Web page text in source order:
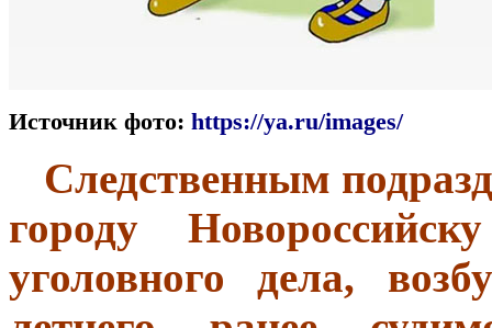
Источник фото: https://ya.ru/images/
Следственным
городу
уголовного дела,